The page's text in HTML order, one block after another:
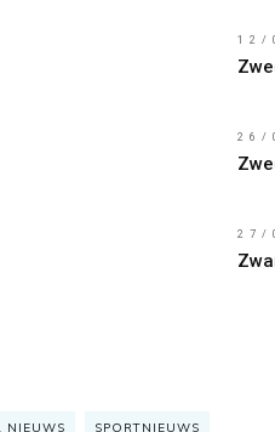
12/
26/
27/
NIEUWS SPORTNIEUWS